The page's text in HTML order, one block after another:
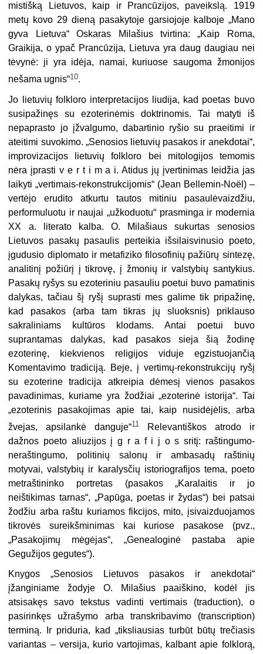
mistišką Lietuvos, kaip ir Prancūzijos, paveikslą. 1919
metų kovo 29 dieną pasakytoje garsiojoje kalboje „Mano
gyva Lietuva“ Oskaras Milašius tvirtina: „Kaip Roma,
Graikija, o ypač Prancūzija, Lietuva yra daug daugiau nei
tėvynė: ji yra idėja, namai, kuriuose saugoma žmonijos
nešama ugnis“10.
Jo lietuvių folkloro interpretacijos liudija, kad poetas buvo
susipažinęs su ezoterinėmis doktrinomis. Tai matyti iš
nepaprasto jo įžvalgumo, dabartinio ryšio su praeitimi ir
ateitimi suvokimo. „Senosios lietuvių pasakos ir anekdotai“,
improvizacijos lietuvių folkloro bei mitologijos temomis
nėra įprasti v e r t i m a i. Atidus jų įvertinimas leidžia jas
laikyti „vertimais-rekonstrukcijomis“ (Jean Bellemin-Noël) –
vertėjo erudito atkurtu tautos mitiniu pasaulėvaizdžiu,
performuluotu ir naujai „užkoduotu“ prasminga ir modernia
XX a. literato kalba. O. Milašiaus sukurtas senosios
Lietuvos pasakų pasaulis perteikia išsilaisvinusio poeto,
įgudusio diplomato ir metafiziko filosofinių pažiūrų sintezę,
analitinį požiūrį į tikrovę, į žmonių ir valstybių santykius.
Pasakų ryšys su ezoteriniu pasauliu poetui buvo pamatinis
dalykas, tačiau šį ryšį suprasti mes galime tik pripažinę,
kad pasakos (arba tam tikras jų sluoksnis) priklauso
sakraliniams kultūros klodams. Antai poetui buvo
suprantamas daly­kas, kad pasakos sieja šią žodinę
ezoterinę, kiekvienos religijos viduje egzistuojančią
Komentavimo tradiciją. Beje, į vertimų-rekonstrukcijų ryšį
su ezoterine tradicija atkreipia dėmesį vienos pasakos
pavadinimas, kuriame yra žodžiai „ezoterinė istorija“. Tai
„ezoterinis pasakojimas apie tai, kaip nusidėjėlis, arba
žvejas, apsilankė danguje“11
Relevantiškos atrodo ir
dažnos poeto aliuzijos į g r a f i j o s sritį: raštingumo-
neraštingumo, politinių salonų ir ambasadų raštinių
motyvai, valstybių ir karalysčių istoriografijos tema, poeto
metraštininko portretas (pasakos „Karalaitis ir jo
neištikimas tarnas“, „Papūga, poetas ir žydas“) bei patsai
žodžiu arba raštu kuriamos fikcijos, mito, įsivaizduojamos
tikrovės sureikšminimas kai kuriose pasakose (pvz.,
„Pasakojimų mėgėjas“, „Genealoginė pastaba apie
Gegužijos gegutes“).
Knygos „Senosios Lietuvos pasakos ir anekdotai“
įžanginiame žodyje O. Milašius paaiškino, kodėl jis
atsisakęs savo tekstus vadinti vertimais (traduction), o
pasirinkęs užrašymo arba transkribavimo (transcription)
terminą. Ir priduria, kad „tiksliausias turbūt būtų trečiasis
variantas – versija, kurio vartojimas, kalbant apie folklorą,